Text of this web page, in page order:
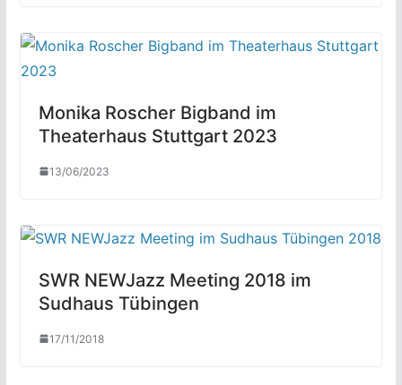
Monika Roscher Bigband im
Theaterhaus Stuttgart 2023
13/06/2023
SWR NEWJazz Meeting 2018 im
Sudhaus Tübingen
17/11/2018